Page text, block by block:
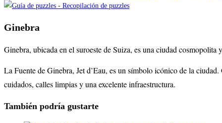
Ginebra
Ginebra, ubicada en el suroeste de Suiza, es una ciudad
La Fuente de Ginebra, Jet d’Eau, es un símbolo icónico de la
cuidados, calles limpias y una excelente infraestructura.
También podría gustarte